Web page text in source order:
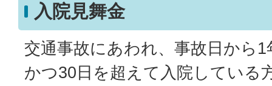
入院見舞金
交通事故にあわれ、事故日から
かつ30日を超えて入院している